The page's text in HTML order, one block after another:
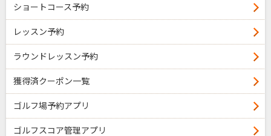
ショートコース予約
レッスン予約
ラウンドレッスン予約
獲得済クーポン一覧
ゴルフ場予約アプリ
ゴルフスコア管理アプリ